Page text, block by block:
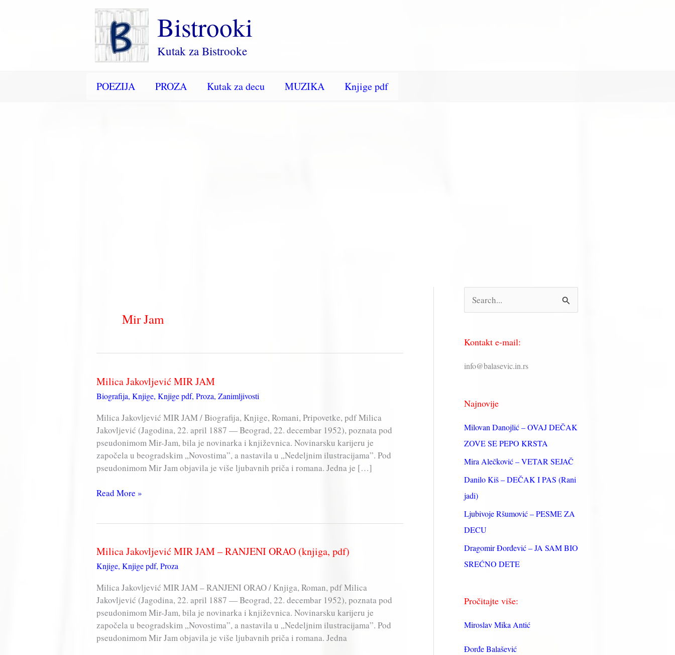
Bistrooki
Kutak za Bistrooke
POEZIJA PROZA Kutak za decu MUZIKA Knjige pdf
Mir Jam
Milica Jakovljević MIR JAM
Biografija, Knjige, Knjige pdf, Proza, Zanimljivosti
Milica Jakovljević MIR JAM / Biografija, Knjige, Romani, Pripovetke, pdf Milica
Jakovljević (Jagodina, 22. april 1887 — Beograd, 22. decembar 1952), poznata pod
pseudonimom Mir-Jam, bila je novinarka i književnica. Novinarsku karijeru je
započela u beogradskim „Novostima”, a nastavila u „Nedeljnim ilustracijama”. Pod
pseudonimom Mir Jam objavila je više ljubavnih priča i romana. Jedna je […]
Milica
Read More »
Milica Jakovljević MIR JAM – RANJENI ORAO (knjiga, pdf)
Knjige, Knjige pdf, Proza
Milica Jakovljević MIR JAM – RANJENI ORAO / Knjiga, Roman, pdf Milica
Jakovljević (Jagodina, 22. april 1887 — Beograd, 22. decembar 1952), poznata pod
pseudonimom Mir-Jam, bila je novinarka i književnica. Novinarsku karijeru je
započela u beogradskim „Novostima”, a nastavila u „Nedeljnim ilustracijama”. Pod
pseudonimom Mir Jam objavila je više ljubavnih priča i romana. Jedna
р
т
а
з
а
Kontakt e-mail:
info@balasevic.in.rs
Najnovije
Milovan Danojlić – OVAJ DEČAK
ZOVE SE PEPO KRSTA
Mira Alečković – VETAR SEJAČ
Danilo Kiš – DEČAK I PAS (Rani
jadi)
Ljubivoje Ršumović – PESME ZA
DECU
Dragomir Đorđević – JA SAM BIO
SREĆNO DETE
Pročitajte više:
Miroslav Mika Antić
Đorđe Balašević